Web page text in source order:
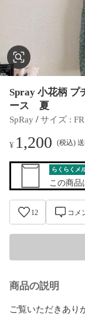
Spray 小花柄 プ
ース 夏
SpRay / サイズ :
¥ 1,200 (税込)
らくらくメ
この商品
12 コメ
商品の説明
ご覧いただきあり